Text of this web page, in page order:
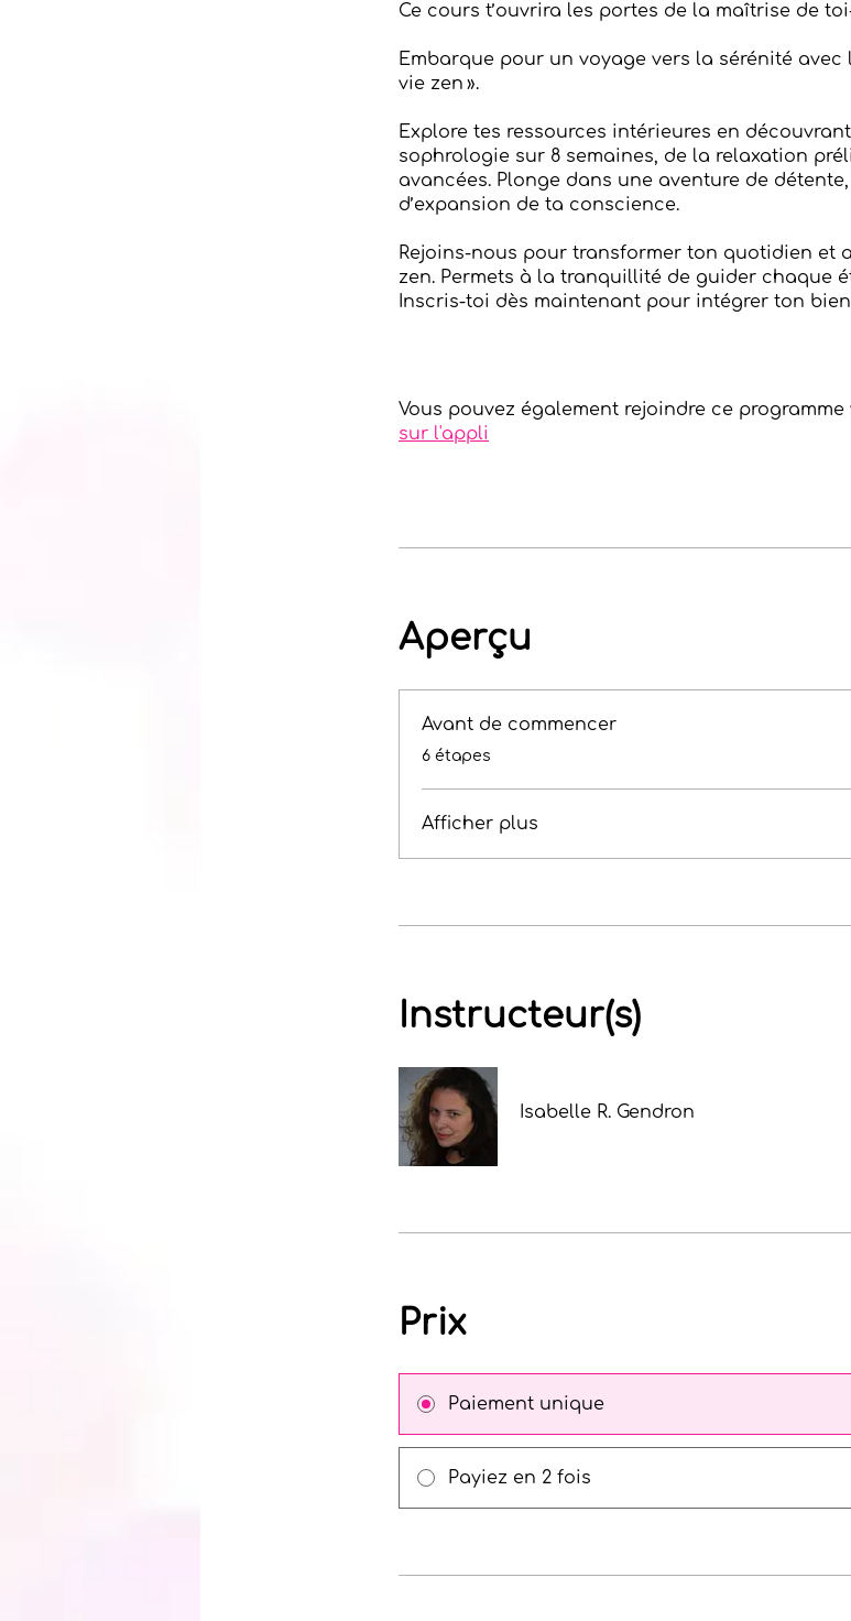
Ce cours t’ouvrira les portes de la maîtrise de
Embarque pour un voyage vers la sérénité avec
vie zen ».
Explore tes ressources intérieures en
sophrologie sur 8 semaines, de la relaxation
avancées. Plonge dans une aventure de
d’expansion de ta conscience.
Rejoins-nous pour transformer ton quotidien et
zen. Permets à la tranquillité de guider chaque
Inscris-toi dès maintenant pour intégrer ton
Vous pouvez également rejoindre ce
sur l'appli
Aperçu
Avant de commencer
.6 étapes
Afficher plus
Instructeur(s)
Isabelle R. Gendron
Prix
Paiement unique
Payiez en 2 fois